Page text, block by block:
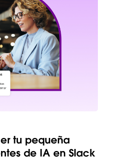
tu pequeña
de IA en Slack